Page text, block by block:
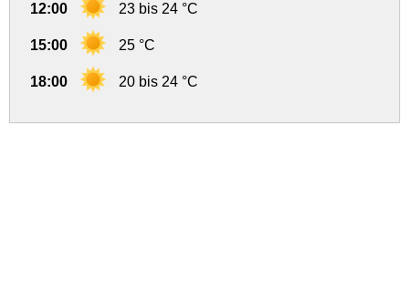
12:00 23 bis 24 °C
15:00 25 °C
18:00 20 bis 24 °C